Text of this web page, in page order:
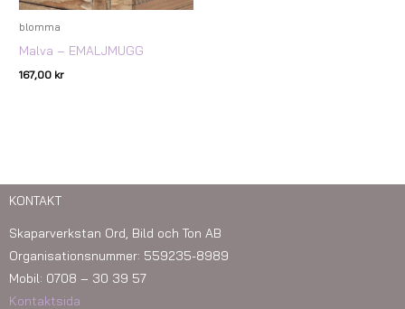
blomma
Malva – EMALJMUGG
167,00 kr
KONTAKT
Skaparverkstan Ord, Bild och Ton AB
Organisationsnummer: 559235-8989
Mobil: 0708 – 30 39 57
Kontaktsida